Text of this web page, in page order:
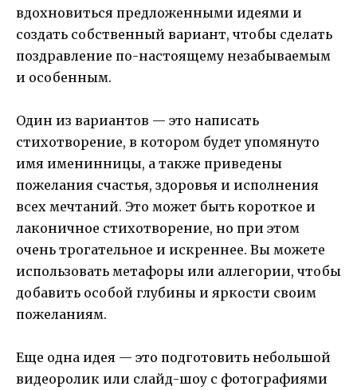
вдохновиться предложенными идеями и
создать собственный вариант, чтобы сделать
поздравление по-настоящему незабываемым
и особенным.
Один из вариантов — это написать
стихотворение, в котором будет упомянуто
имя именинницы, а также приведены
пожелания счастья, здоровья и исполнения
всех мечтаний. Это может быть короткое и
лаконичное стихотворение, но при этом
очень трогательное и искреннее. Вы можете
использовать метафоры или аллегории, чтобы
добавить особой глубины и яркости своим
пожеланиям.
Еще одна идея — это подготовить небольшой
видеоролик или слайд-шоу с фотографиями